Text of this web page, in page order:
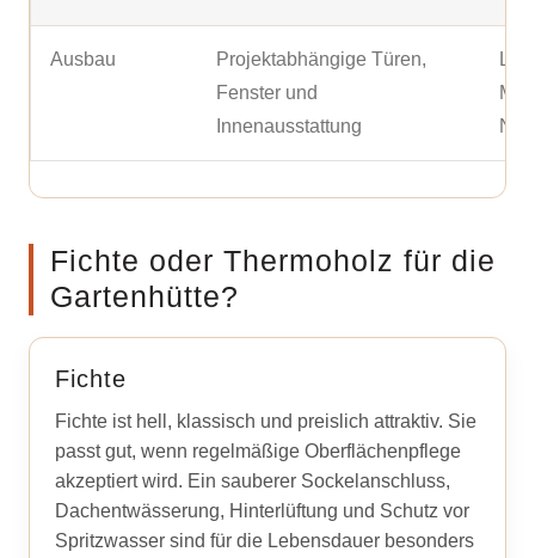
Ausbau
Projektabhängige Türen,
Fenster und
Innenausstattung
Fichte oder Thermoholz für die
Gartenhütte?
Fichte
Fichte ist hell, klassisch und preislich attraktiv. Sie
passt gut, wenn regelmäßige Oberflächenpflege
akzeptiert wird. Ein sauberer Sockelanschluss,
Dachentwässerung, Hinterlüftung und Schutz vor
Spritzwasser sind für die Lebensdauer besonders